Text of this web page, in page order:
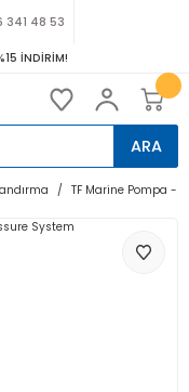
341 48 53
İNDİRİM!
ARA
TF Marine Pompa -